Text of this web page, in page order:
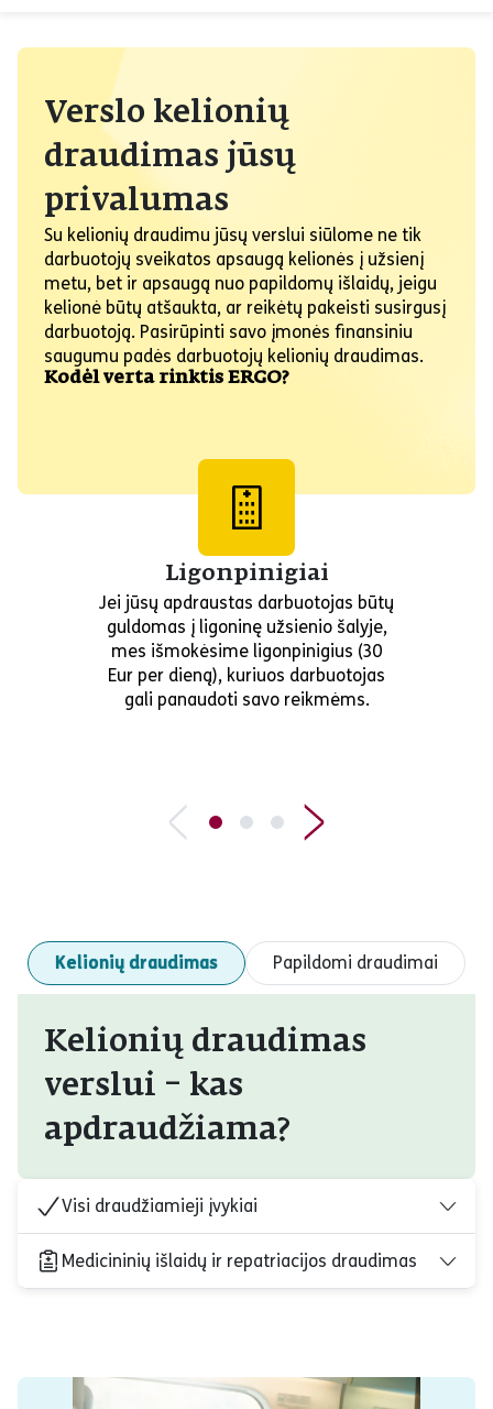
Verslo kelionių
draudimas jūsų
privalumas
Su kelionių draudimu jūsų verslui siūlome ne tik
darbuotojų sveikatos apsaugą kelionės į užsienį
metu, bet ir apsaugą nuo papildomų išlaidų, jeigu
kelionė būtų atšaukta, ar reikėtų pakeisti susirgusį
darbuotoją. Pasirūpinti savo įmonės finansiniu
saugumu padės darbuotojų kelionių draudimas.
Kodėl verta rinktis ERGO?
Ligonpinigiai
Jei jūsų apdraustas darbuotojas būtų
guldomas į ligoninę užsienio šalyje,
mes išmokėsime ligonpinigius (30
Eur per dieną), kuriuos darbuotojas
gali panaudoti savo reikmėms.
Kelionių draudimas Papildomi draudimai
Kelionių draudimas
verslui – kas
apdraudžiama?
Visi draudžiamieji įvykiai
Medicininių išlaidų ir repatriacijos draudimas